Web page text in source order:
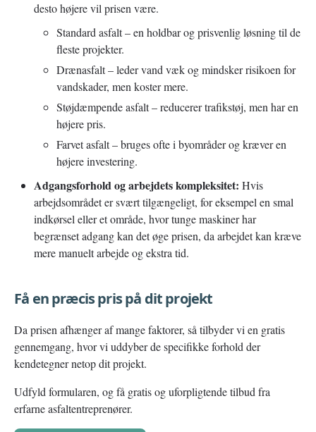
desto højere vil prisen være.
Standard asfalt – en holdbar og prisvenlig løsning til de
fleste projekter.
Drænasfalt – leder vand væk og mindsker risikoen for
vandskader, men koster mere.
Støjdæmpende asfalt – reducerer trafikstøj, men har en
højere pris.
Farvet asfalt – bruges ofte i byområder og kræver en
højere investering.
Adgangsforhold og arbejdets kompleksitet: Hvis
arbejdsområdet er svært tilgængeligt, for eksempel en smal
indkørsel eller et område, hvor tunge maskiner har
begrænset adgang kan det øge prisen, da arbejdet kan kræve
mere manuelt arbejde og ekstra tid.
Få en præcis pris på dit projekt
Da prisen afhænger af mange faktorer, så tilbyder vi en gratis
gennemgang, hvor vi uddyber de specifikke forhold der
kendetegner netop dit projekt.
Udfyld formularen, og få gratis og uforpligtende tilbud fra
erfarne asfaltentreprenører.